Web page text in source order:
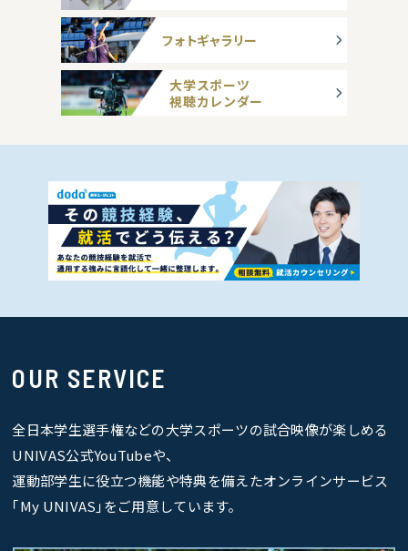
フォトギャラリー
大学スポーツ
視聴カレンダー
OUR SERVICE
全日本学生選手権などの大学スポーツの試合映像が楽しめる
UNIVAS公式YouTubeや、
運動部学生に役立つ機能や特典を備えたオンラインサービス
｢My UNIVAS｣をご用意しています。